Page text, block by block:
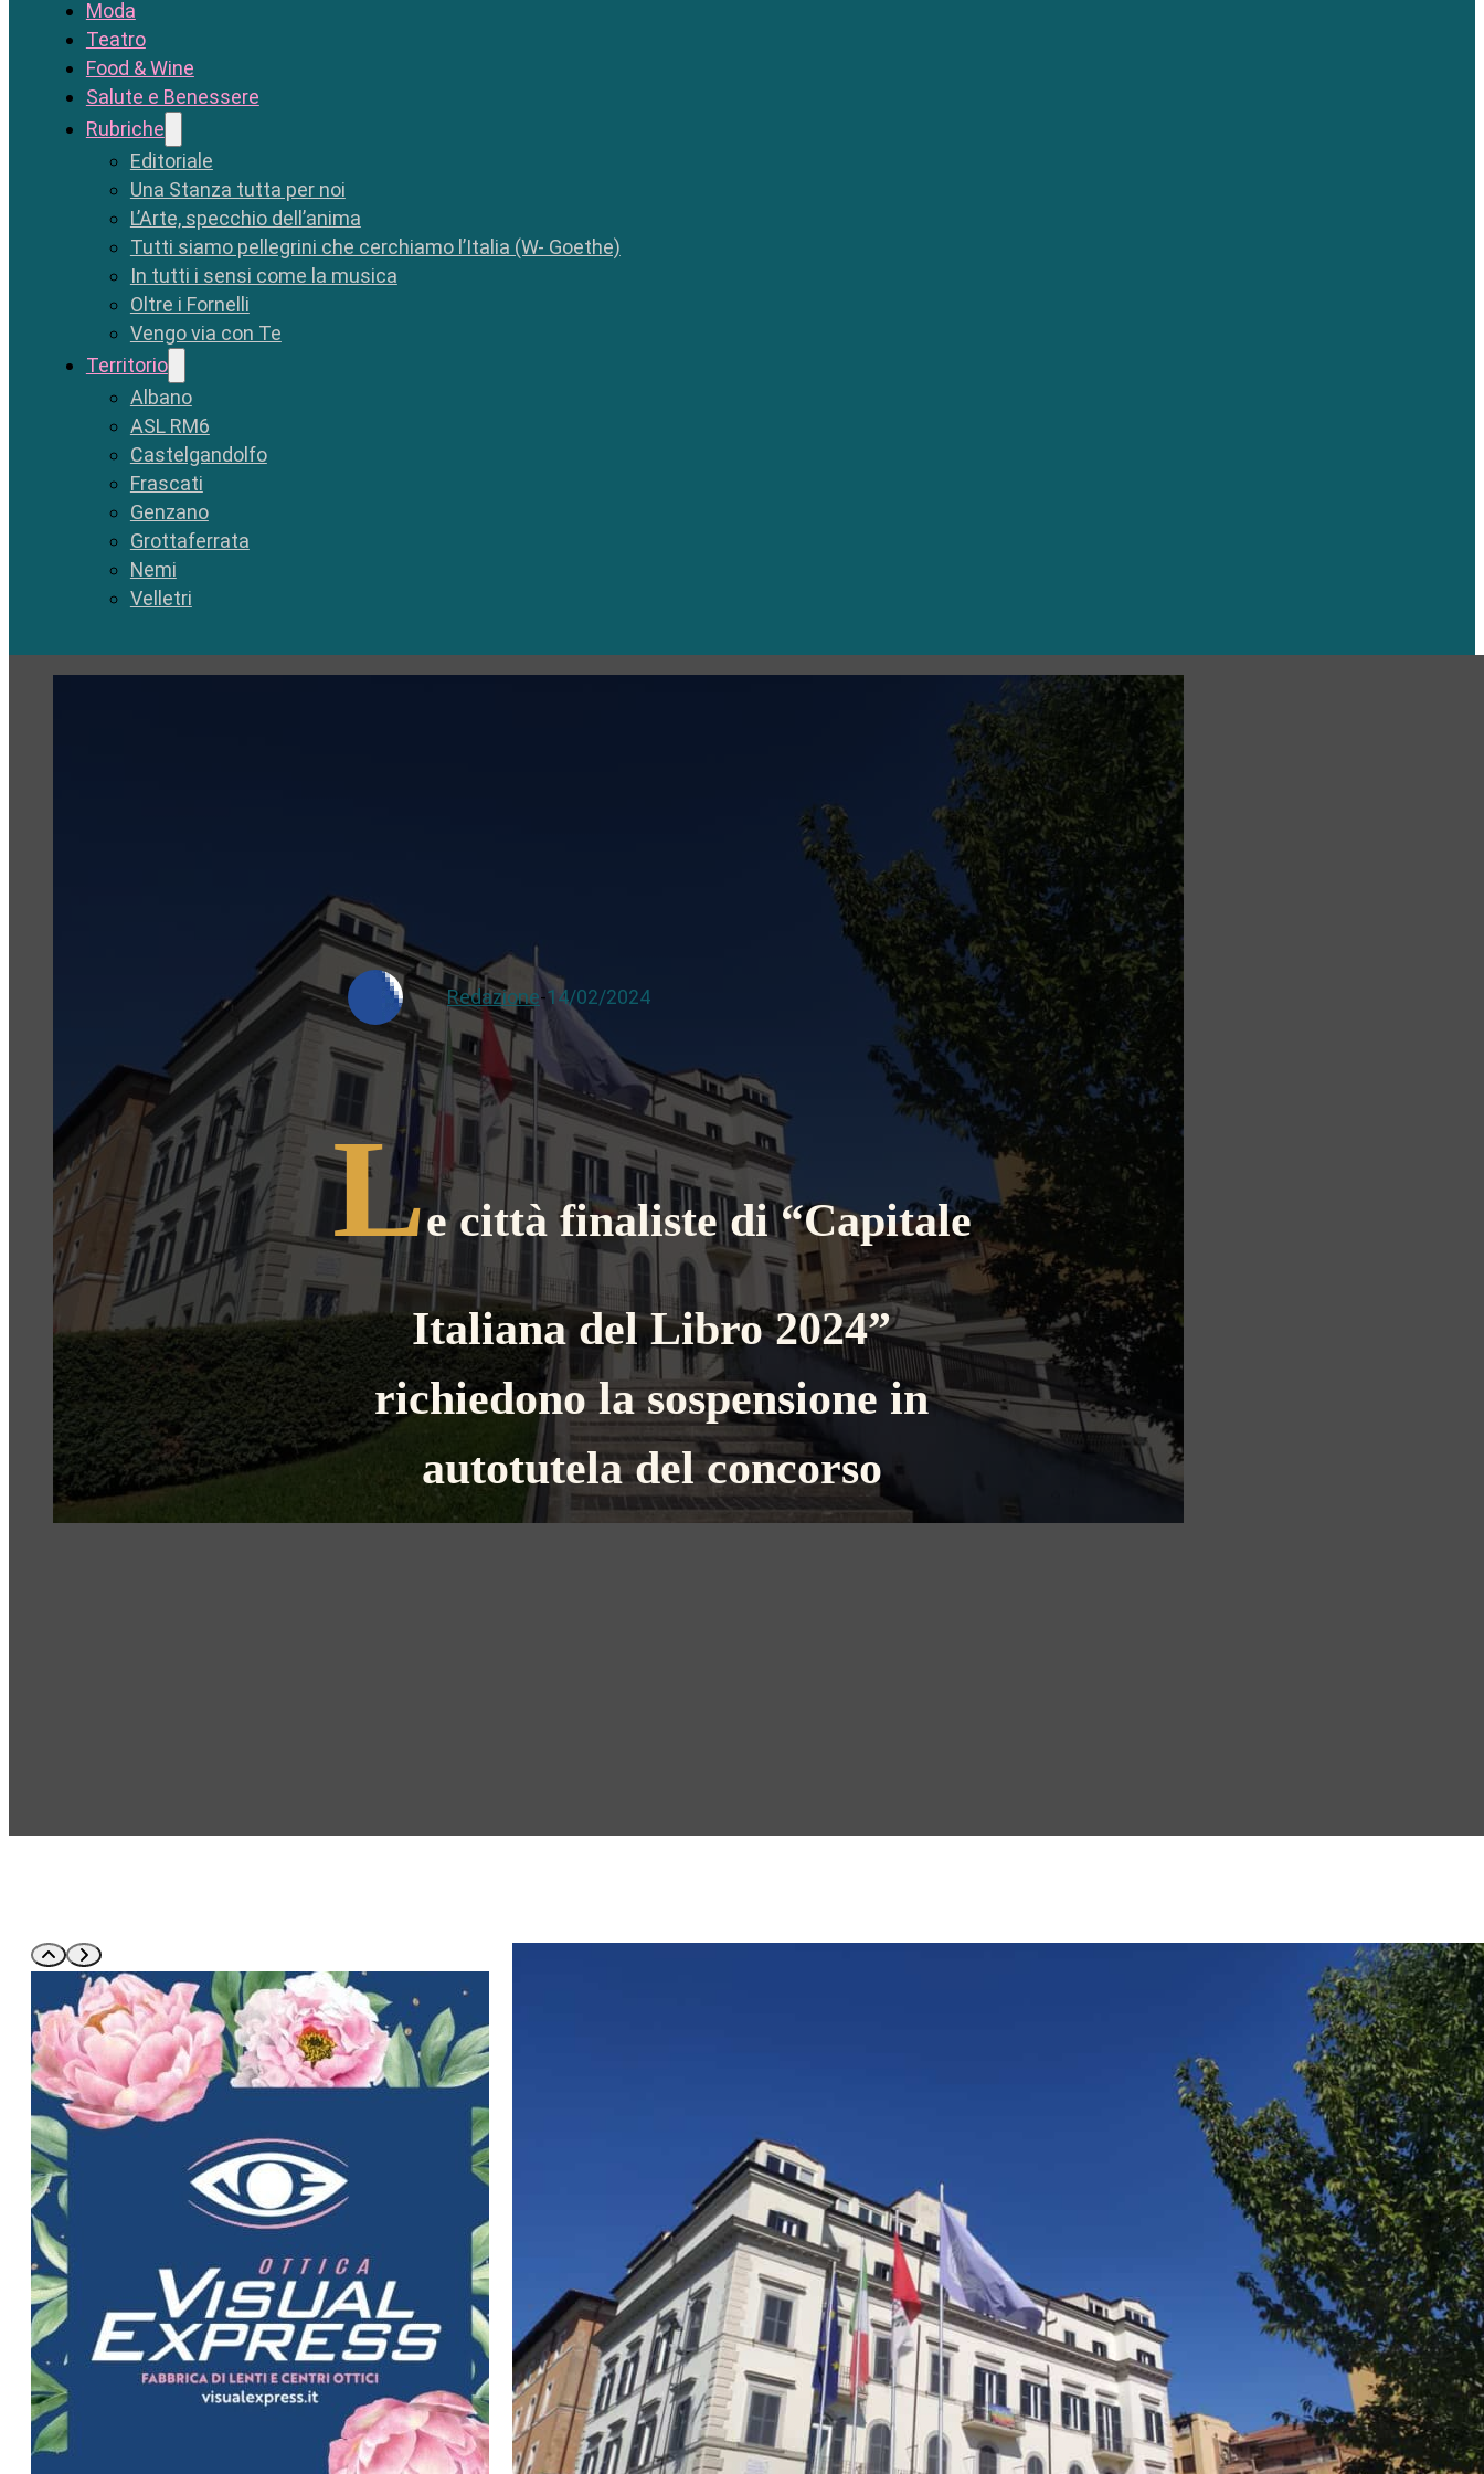
Moda
Teatro
Food & Wine
Salute e Benessere
Rubriche
Editoriale
Una Stanza tutta per noi
L’Arte, specchio dell’anima
Tutti siamo pellegrini che cerchiamo l’Italia (W- Goethe)
In tutti i sensi come la musica
Oltre i Fornelli
Vengo via con Te
Territorio
Albano
ASL RM6
Castelgandolfo
Frascati
Genzano
Grottaferrata
Nemi
Velletri
Redazione-14/02/2024
Le città finaliste di “Capitale
Italiana del Libro 2024”
richiedono la sospensione in
autotutela del concorso